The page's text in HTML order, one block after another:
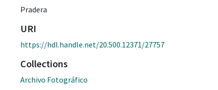
Pradera
URI
https://hdl.handle.net/20.500.12371/27757
Collections
Archivo Fotográfico